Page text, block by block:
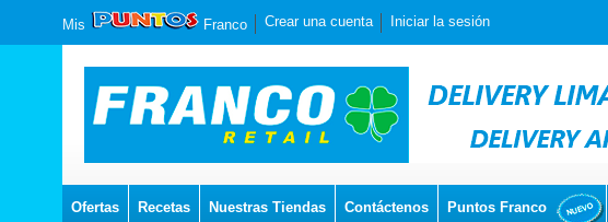
Mis Franco Crear una cuenta Iniciar la sesión
Ofertas Recetas Nuestras Tiendas Contáctenos Puntos Franco